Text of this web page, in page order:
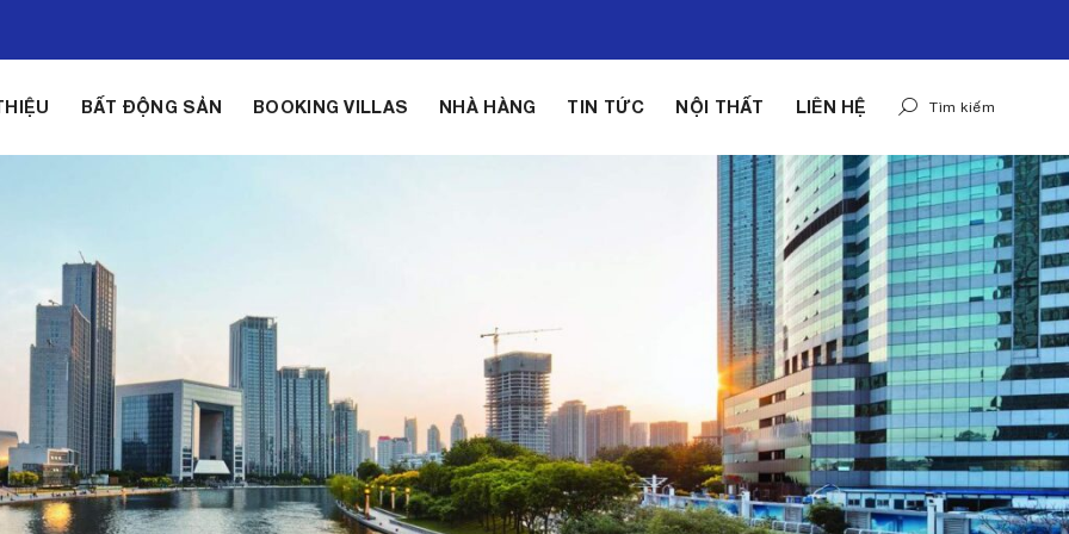
BẤT ĐỘNG SẢN BOOKING VILLAS NHÀ HÀNG TIN TỨC NỘI THẤT LIÊN HỆ Tìm kiếm